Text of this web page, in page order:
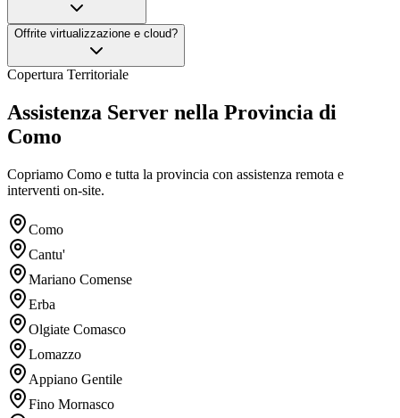
Offrite virtualizzazione e cloud?
Copertura Territoriale
Assistenza Server nella Provincia di
Como
Copriamo Como e tutta la provincia con assistenza remota e
interventi on-site.
Como
Cantu'
Mariano Comense
Erba
Olgiate Comasco
Lomazzo
Appiano Gentile
Fino Mornasco